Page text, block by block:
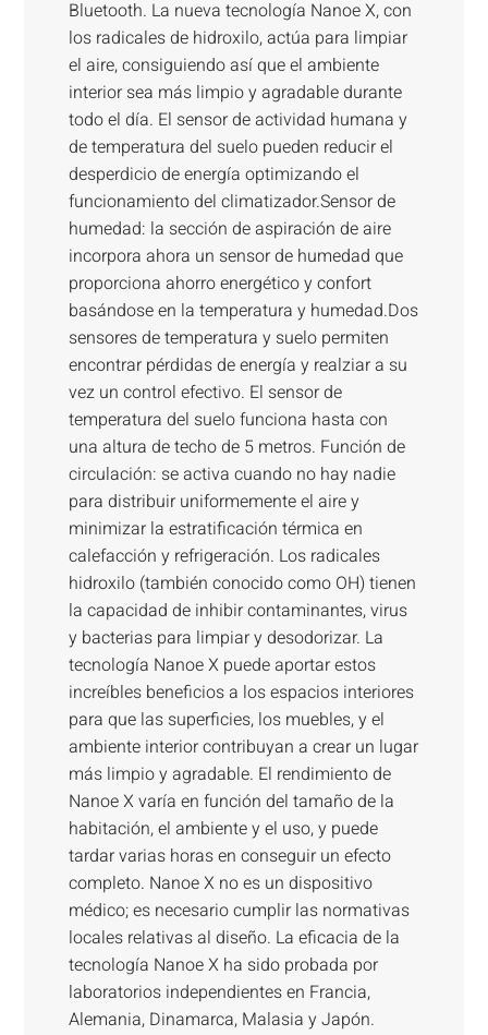
Bluetooth. La nueva tecnología Nanoe X, con
los radicales de hidroxilo, actúa para limpiar
el aire, consiguiendo así que el ambiente
interior sea más limpio y agradable durante
todo el día. El sensor de actividad humana y
de temperatura del suelo pueden reducir el
desperdicio de energía optimizando el
funcionamiento del climatizador.Sensor de
humedad: la sección de aspiración de aire
incorpora ahora un sensor de humedad que
proporciona ahorro energético y confort
basándose en la temperatura y humedad.Dos
sensores de temperatura y suelo permiten
encontrar pérdidas de energía y realziar a su
vez un control efectivo. El sensor de
temperatura del suelo funciona hasta con
una altura de techo de 5 metros. Función de
circulación: se activa cuando no hay nadie
para distribuir uniformemente el aire y
minimizar la estratificación térmica en
calefacción y refrigeración. Los radicales
hidroxilo (también conocido como OH) tienen
la capacidad de inhibir contaminantes, virus
y bacterias para limpiar y desodorizar. La
tecnología Nanoe X puede aportar estos
increíbles beneficios a los espacios interiores
para que las superficies, los muebles, y el
ambiente interior contribuyan a crear un lugar
más limpio y agradable. El rendimiento de
Nanoe X varía en función del tamaño de la
habitación, el ambiente y el uso, y puede
tardar varias horas en conseguir un efecto
completo. Nanoe X no es un dispositivo
médico; es necesario cumplir las normativas
locales relativas al diseño. La eficacia de la
tecnología Nanoe X ha sido probada por
laboratorios independientes en Francia,
Alemania, Dinamarca, Malasia y Japón.